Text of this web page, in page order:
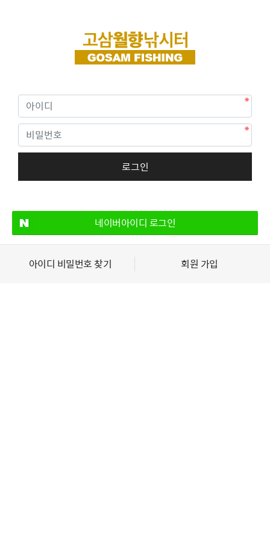
네이버아이디 로그인
아이디 비밀번호 찾기 회원 가입